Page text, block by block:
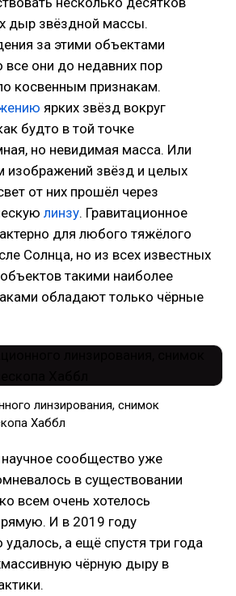
дыр звёздной массы.
за этими объектами
все они до недавних пор
косвенным признакам.
ярких звёзд вокруг
будто в той точке
но невидимая масса. Или
изображений звёзд и целых
от них прошёл через
линзу. Гравитационное
для любого тяжёлого
Солнца, но из всех известных
такими наиболее
обладают только чёрные
линзирования, снимок
Хаббл
научное сообщество уже
в существовании
всем очень хотелось
И в 2019 году
а ещё спустя три года
чёрную дыру в